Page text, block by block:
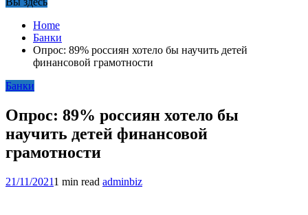
Home
Банки
Опрос: 89% россиян хотело бы научить детей
финансовой грамотности
Банки
Опрос: 89% россиян хотело бы
научить детей финансовой
грамотности
21/11/20211 min read adminbiz